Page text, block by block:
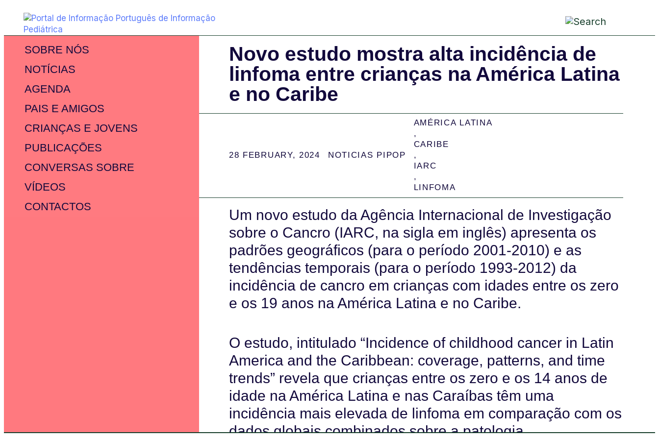
SOBRE NÓS
NOTÍCIAS
AGENDA
PAIS E AMIGOS
CRIANÇAS E JOVENS
PUBLICAÇÕES
CONVERSAS SOBRE
VÍDEOS
CONTACTOS
Novo estudo mostra alta incidência de
linfoma entre crianças na América Latina
e no Caribe
28 FEBRUARY, 2024 NOTICIAS PIPOP
AMÉRICA LATINA
,
CARIBE
,
IARC
,
LINFOMA
Um novo estudo da Agência Internacional de Investigação
sobre o Cancro (IARC, na sigla em inglês) apresenta os
padrões geográficos (para o período 2001-2010) e as
tendências temporais (para o período 1993-2012) da
incidência de cancro em crianças com idades entre os zero
e os 19 anos na América Latina e no Caribe.
O estudo, intitulado “Incidence of childhood cancer in Latin
America and the Caribbean: coverage, patterns, and time
trends” revela que crianças entre os zero e os 14 anos de
idade na América Latina e nas Caraíbas têm uma
incidência mais elevada de linfoma em comparação com os
dados globais combinados sobre a patologia.